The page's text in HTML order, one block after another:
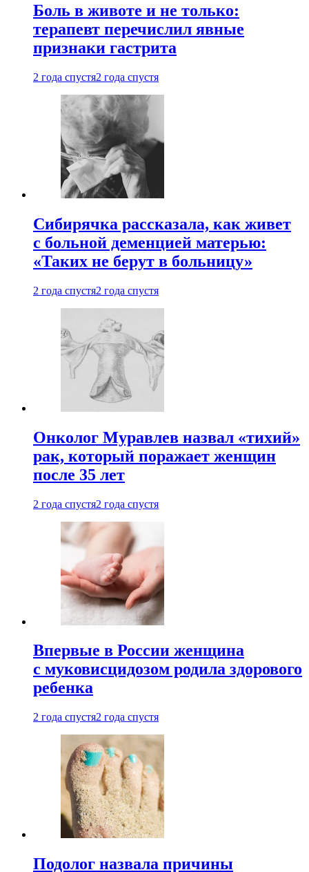
Боль в животе и не только:
терапевт перечислил явные
признаки гастрита
2 года спустя2 года спустя
Сибирячка рассказала, как живет
с больной деменцией матерью:
«Таких не берут в больницу»
2 года спустя2 года спустя
Онколог Муравлев назвал «тихий»
рак, который поражает женщин
после 35 лет
2 года спустя2 года спустя
Впервые в России женщина
с муковисцидозом родила здорового
ребенка
2 года спустя2 года спустя
Подолог назвала причины